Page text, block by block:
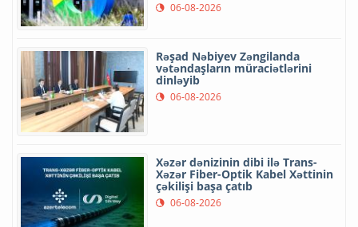
06-08-2026
Rəşad Nəbiyev Zəngilanda
vətəndaşların müraciətlərini
dinləyib
06-08-2026
Xəzər dənizinin dibi ilə Trans-
Xəzər Fiber-Optik Kabel Xəttinin
çəkilişi başa çatıb
06-08-2026